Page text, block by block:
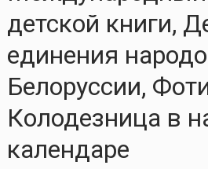
детской книги,
единения
Белоруссии,
Колодезница в
календаре